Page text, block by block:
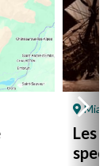
Les